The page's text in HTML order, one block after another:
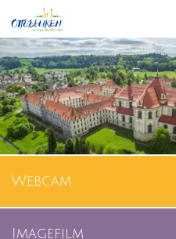
Webcam
Imagefilm